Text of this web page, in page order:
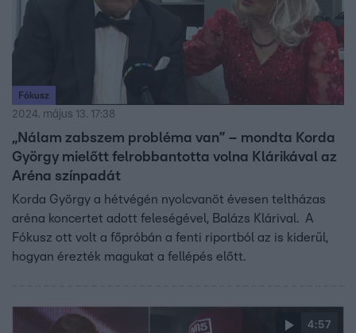
Fókusz
2024. május 13. 17:38
„Nálam zabszem probléma van” – mondta Korda
György mielőtt felrobbantotta volna Klárikával az
Aréna színpadát
Korda György a hétvégén nyolcvanöt évesen teltházas
aréna koncertet adott feleségével, Balázs Klárival. A
Fókusz ott volt a főpróbán a fenti riportból az is kiderül,
hogyan érezték magukat a fellépés előtt.
4:57